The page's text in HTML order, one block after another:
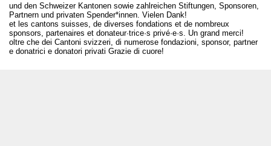
und den Schweizer Kantonen sowie zahlreichen Stiftungen, Sponsoren,
Partnern und privaten Spender*innen. Vielen Dank!
et les cantons suisses, de diverses fondations et de nombreux
sponsors, partenaires et donateur·trice·s privé·e·s. Un grand merci!
oltre che dei Cantoni svizzeri, di numerose fondazioni, sponsor, partner
e donatrici e donatori privati Grazie di cuore!